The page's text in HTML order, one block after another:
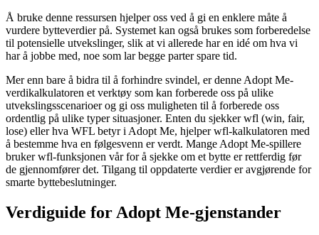
Å bruke denne ressursen hjelper oss ved å gi en enklere måte å
vurdere bytteverdier på. Systemet kan også brukes som forberedelse
til potensielle utvekslinger, slik at vi allerede har en idé om hva vi
har å jobbe med, noe som lar begge parter spare tid.
Mer enn bare å bidra til å forhindre svindel, er denne Adopt Me-
verdikalkulatoren et verktøy som kan forberede oss på ulike
utvekslingsscenarioer og gi oss muligheten til å forberede oss
ordentlig på ulike typer situasjoner. Enten du sjekker wfl (win, fair,
lose) eller hva WFL betyr i Adopt Me, hjelper wfl-kalkulatoren med
å bestemme hva en følgesvenn er verdt. Mange Adopt Me-spillere
bruker wfl-funksjonen vår for å sjekke om et bytte er rettferdig før
de gjennomfører det. Tilgang til oppdaterte verdier er avgjørende for
smarte byttebeslutninger.
Verdiguide for Adopt Me-gjenstander